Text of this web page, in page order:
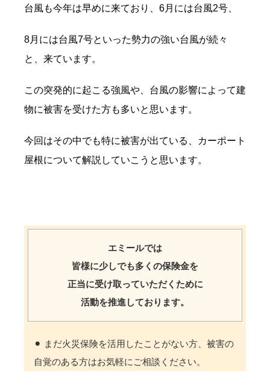
台風も今年は早めに来ており、6月には台風2号、
8月には台風7号といった勢力の強い台風が続々
と、来ています。
この突発的に起こる強風や、台風の影響によって建
物に被害を受けた方も多いと思います。
今回はその中でも特に被害が出ている、カーポート
屋根について解説していこうと思います。
エミールでは
皆様に少しでも多くの保険金を
正当に受け取っていただくために
活動を推進しております。
⚫︎ まだ火災保険を活用したことがない方、被害の
自覚のある方はお気軽にご相談ください。